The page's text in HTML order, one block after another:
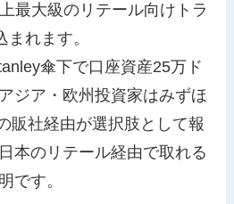
最大級のリテール向けトラ
れます。
傘下で口座資産25万ド
ジア・欧州投資家はみずほ
販社経由が選択肢として報
本のリテール経由で取れる
です。